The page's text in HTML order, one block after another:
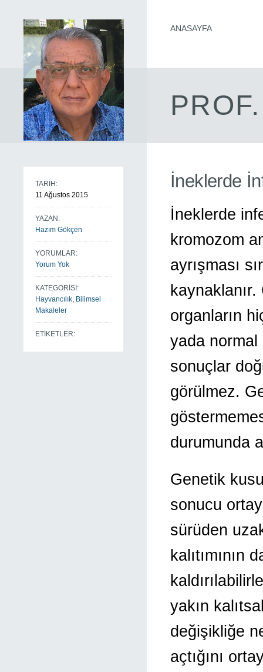
ANASAYFA
TARİH:
11 Ağustos 2015
YAZAN:
Hazım Gökçen
YORUMLAR:
Yorum Yok
KATEGORİSİ:
Hayvancılık, Bilimsel
Makaleler
ETİKETLER:
İneklerde
İneklerde
kromozom
ayrışması
kaynaklanır.
organların
yada normal
sonuçlar
görülmez.
durumunda
Genetik
sonucu
sürüden
kalıtımının
yakın
değişikliğe
açtığını